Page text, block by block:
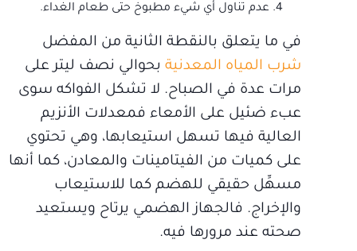
عدم تناول أي شيء مطبوخ حتى طعام الغداء.
في ما يتعلق بالنقطة الثانية من المفضل
شرب المياه المعدنية بحوالي نصف ليتر على
مرات عدة في الصباح. لا تشكل الفواكه سوى
عبء ضئيل على الأمعاء فمعدلات الأنزيم
العالية فيها تسهل استيعابها، وهي تحتوي
على كميات من الفيتامينات والمعادن، كما أنها
مسهِّل حقيقي للهضم كما للاستيعاب
والإخراج. فالجهاز الهضمي يرتاح ويستعيد
صحته عند مرورها فيه.